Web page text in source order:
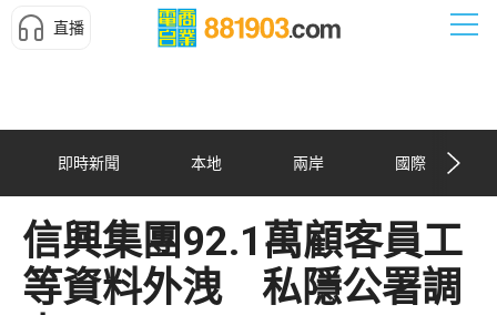
直播
即時新聞 本地 兩岸 國際
信興集團92.1萬顧客員工
等資料外洩 私隱公署調